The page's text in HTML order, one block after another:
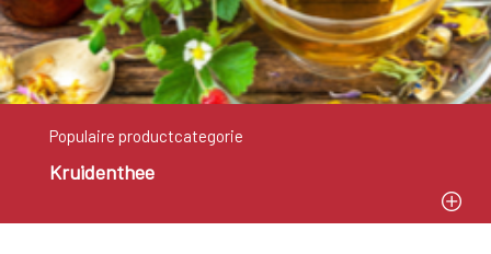
Populaire productcategorie
Kruidenthee